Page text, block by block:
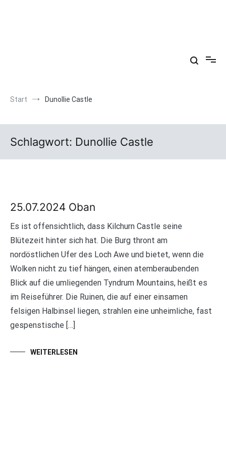
Start Dunollie Castle
Schlagwort: Dunollie Castle
25.07.2024 Oban
Es ist offensichtlich, dass Kilchurn Castle seine
Blütezeit hinter sich hat. Die Burg thront am
nordöstlichen Ufer des Loch Awe und bietet, wenn die
Wolken nicht zu tief hängen, einen atemberaubenden
Blick auf die umliegenden Tyndrum Mountains, heißt es
im Reiseführer. Die Ruinen, die auf einer einsamen
felsigen Halbinsel liegen, strahlen eine unheimliche, fast
gespenstische […]
WEITERLESEN